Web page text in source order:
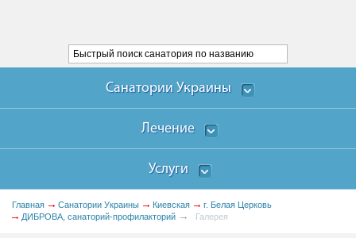
Санатории Украины
Лечение
Услуги
Главная Санатории Украины Киевская
г. Белая Церковь
ДИБРОВА, санаторий-профилакторий
Галерея